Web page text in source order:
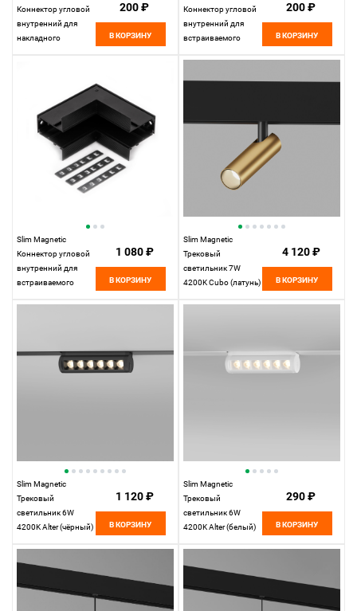
Коннектор угловой
внутренний для
накладного
200 ₽
В КОРЗИНУ
Коннектор угловой
внутренний для
встраиваемого
Elektrostandard
200 ₽
В КОРЗИНУ
Slim Magnetic
Коннектор угловой
внутренний для
встраиваемого
1 080 ₽
В КОРЗИНУ
Slim Magnetic
Трековый
светильник 7W
4200K Cubo (латунь)
4 120 ₽
В КОРЗИНУ
Slim Magnetic
Трековый
светильник 6W
4200K Alter (чёрный)
1 120 ₽
В КОРЗИНУ
Slim Magnetic
Трековый
светильник 6W
4200K Alter (белый)
290 ₽
В КОРЗИНУ